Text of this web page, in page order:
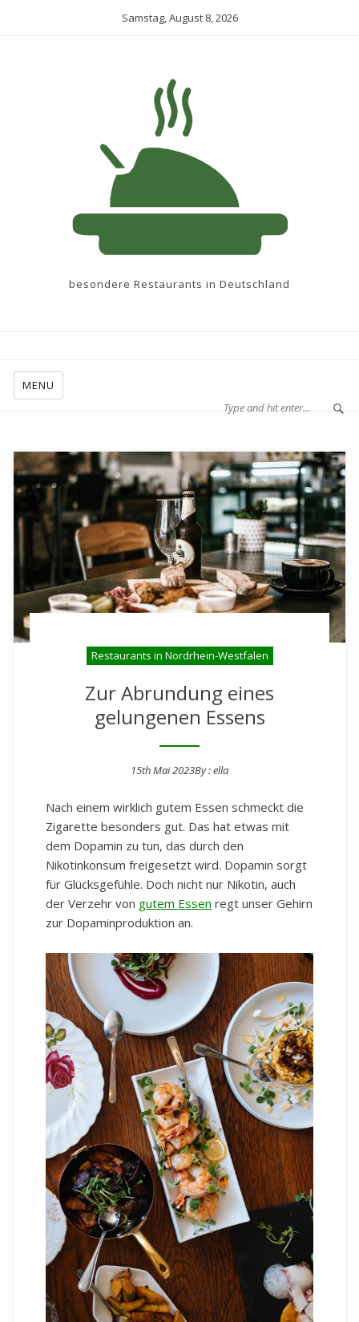
Samstag, August 8, 2026
besondere Restaurants in Deutschland
MENU
Restaurants in Nordrhein-Westfalen
Zur Abrundung eines
gelungenen Essens
15th Mai 2023By :ella
Nach einem wirklich gutem Essen schmeckt die
Zigarette besonders gut. Das hat etwas mit
dem Dopamin zu tun, das durch den
Nikotinkonsum freigesetzt wird. Dopamin sorgt
für Glücksgefühle. Doch nicht nur Nikotin, auch
der Verzehr von gutem Essen regt unser Gehirn
zur Dopaminproduktion an.